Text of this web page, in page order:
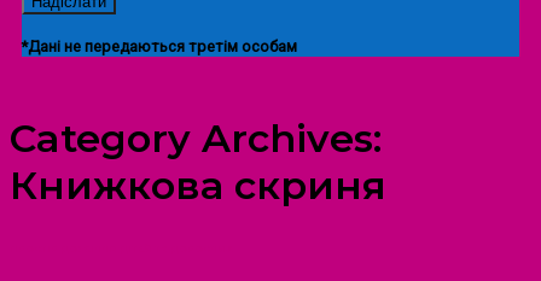
*Дані не передаються третім особам
Category Archives:
Книжкова скриня